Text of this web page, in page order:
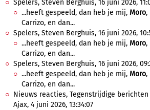
Spelers, Steven Berghuis, 16 juni 2026,
...heeft gespeeld, dan heb je mij, Moro,
Carrizo, en dan...
Spelers, Steven Berghuis, 16 juni 2026,
...heeft gespeeld, dan heb je mij, Moro,
Carrizo, en dan...
Spelers, Steven Berghuis, 16 juni 2026,
...heeft gespeeld, dan heb je mij, Moro,
Carrizo, en dan...
Nieuws reacties, Tegenstrijdige
Ajax, 4 juni 2026, 13:34:07